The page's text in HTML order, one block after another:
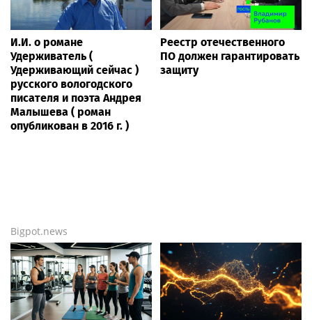
И.И. о романе
Удерживатель (
Удерживающий сейчас )
русского вологодского
писателя и поэта Андрея
Малышева ( роман
опубликован в 2016 г. )
Реестр отечественного
ПО должен гарантировать
защиту
Bigpot.news